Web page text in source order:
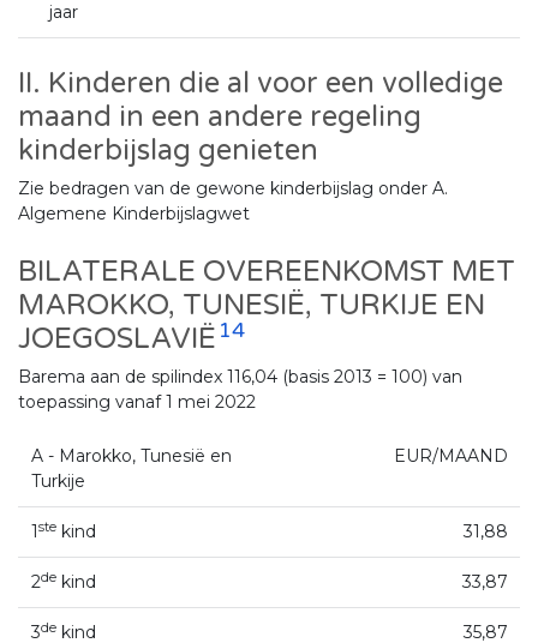
jaar
II. Kinderen die al voor een volledige
maand in een andere regeling
kinderbijslag genieten
Zie bedragen van de gewone kinderbijslag onder A.
Algemene Kinderbijslagwet
BILATERALE OVEREENKOMST MET
MAROKKO, TUNESIË, TURKIJE EN
JOEGOSLAVIË 14
Barema aan de spilindex 116,04 (basis 2013 = 100) van
toepassing vanaf 1 mei 2022
A - Marokko, Tunesië en
Turkije
EUR/MAAND
1stekind 31,88
2dekind 33,87
3dekind 35,87